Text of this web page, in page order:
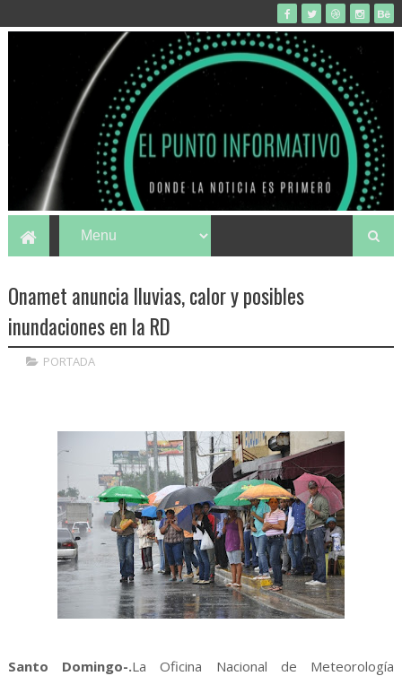
Onamet anuncia lluvias, calor y posibles
inundaciones en la RD
PORTADA
Santo Domingo-.La Oficina Nacional de Meteorología